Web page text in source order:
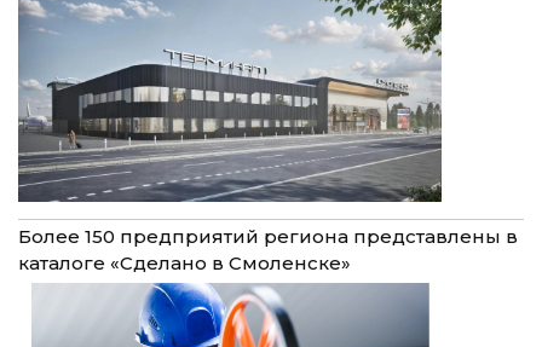
Более 150 предприятий региона представлены в
каталоге «Сделано в Смоленске»